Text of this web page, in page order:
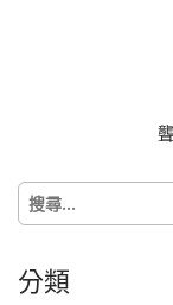
搜
尋
字:
分類